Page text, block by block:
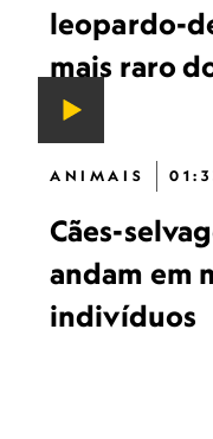
leopardo-
mais raro
ANIMAIS
Cães-
andam em
indivíduos